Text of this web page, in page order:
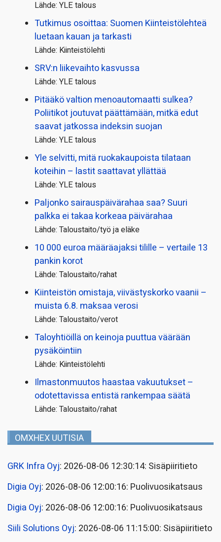
Lähde: YLE talous
Tutkimus osoittaa: Suomen Kiinteistölehteä
luetaan kauan ja tarkasti
Lähde: Kiinteistölehti
SRV:n liikevaihto kasvussa
Lähde: YLE talous
Pitääkö valtion menoautomaatti sulkea?
Poliitikot joutuvat päättämään, mitkä edut
saavat jatkossa indeksin suojan
Lähde: YLE talous
Yle selvitti, mitä ruokakaupoista tilataan
koteihin – lastit saattavat yllättää
Lähde: YLE talous
Paljonko sairauspäivä­rahaa saa? Suuri
palkka ei takaa korkeaa päivärahaa
Lähde: Taloustaito/työ ja eläke
10 000 euroa määräajaksi tilille – vertaile 13
pankin korot
Lähde: Taloustaito/rahat
Kiinteistön omistaja, viivästyskorko vaanii –
muista 6.8. maksaa verosi
Lähde: Taloustaito/verot
Taloyhtiöillä on keinoja puuttua väärään
pysäköintiin
Lähde: Kiinteistölehti
Ilmastonmuutos haastaa vakuutukset –
odotettavissa entistä rankempaa säätä
Lähde: Taloustaito/rahat
OMXHEX UUTISIA
GRK Infra Oyj: 2026-08-06 12:30:14: Sisäpiiritieto
Digia Oyj: 2026-08-06 12:00:16: Puolivuosikatsaus
Digia Oyj: 2026-08-06 12:00:16: Puolivuosikatsaus
Siili Solutions Oyj: 2026-08-06 11:15:00: Sisäpiiritieto